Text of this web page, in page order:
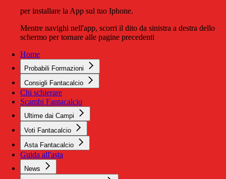
per installare la App sul tuo Iphone.
Mentre navighi nell'app, scorri il dito da sinistra a destra dello
schermo per tornare alle pagine precedenti
Home
Probabili Formazioni
Consigli Fantacalcio
Chi schierare
Scambi Fantacalcio
Ultime dai Campi
Voti Fantacalcio
Asta Fantacalcio
Guida all'asta
News